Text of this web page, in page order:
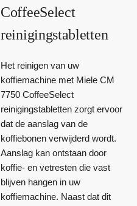
CoffeeSelect
reinigingstabletten
Het reinigen van uw
koffiemachine met Miele CM
7750 CoffeeSelect
reinigingstabletten zorgt ervoor
dat de aanslag van de
koffiebonen verwijderd wordt.
Aanslag kan ontstaan door
koffie- en vetresten die vast
blijven hangen in uw
koffiemachine. Naast dat dit